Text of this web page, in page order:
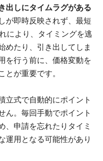
出しにタイムラグがある
が即時反映されず、最短
により、タイミングを逃
めたり、引き出してしま
を行う前に、価格変動を
とが重要です。
立式で自動的にポイント
ん。毎回手動でポイント
、申請を忘れたりタイミ
運用となる可能性があり